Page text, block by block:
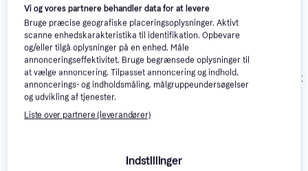
Trender
NKT 153992 1400stk
602 kr.
Trender
NKT 150184 200stk
NKT 153629
Essve 701562 250stk
Vi og vores partnere behandler data for at levere
Bruge præcise geografiske placeringsoplysninger. Aktivt
scanne enhedskarakteristika til identifikation. Opbevare
og/eller tilgå oplysninger på en enhed. Måle
annonceringseffektivitet. Bruge begrænsede oplysninger til
at vælge annoncering. Tilpasset annoncering og indhold,
annoncerings- og indholdsmåling, målgruppeundersøgelser
og udvikling af tjenester.
Liste over partnere (leverandører)
Indstillinger